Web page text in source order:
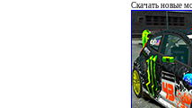
Скачать новые